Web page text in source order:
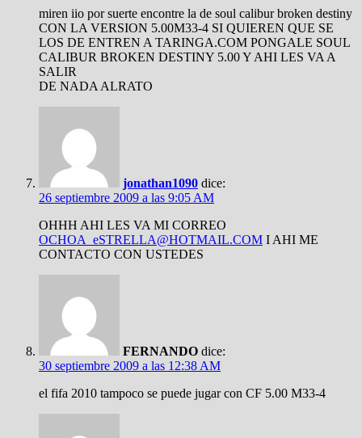
miren iio por suerte encontre la de soul calibur broken destiny
CON LA VERSION 5.00M33-4 SI QUIEREN QUE SE
LOS DE ENTREN A TARINGA.COM PONGALE SOUL
CALIBUR BROKEN DESTINY 5.00 Y AHI LES VA A
SALIR
DE NADA ALRATO
jonathan1090 dice:
26 septiembre 2009 a las 9:05 AM
OHHH AHI LES VA MI CORREO
OCHOA_eSTRELLA@HOTMAIL.COM I AHI ME
CONTACTO CON USTEDES
FERNANDO dice:
30 septiembre 2009 a las 12:38 AM
el fifa 2010 tampoco se puede jugar con CF 5.00 M33-4